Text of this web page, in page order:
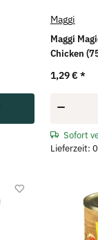
Maggi
Maggi
Chicken
1,29 € *
Sofort
Lieferzeit: